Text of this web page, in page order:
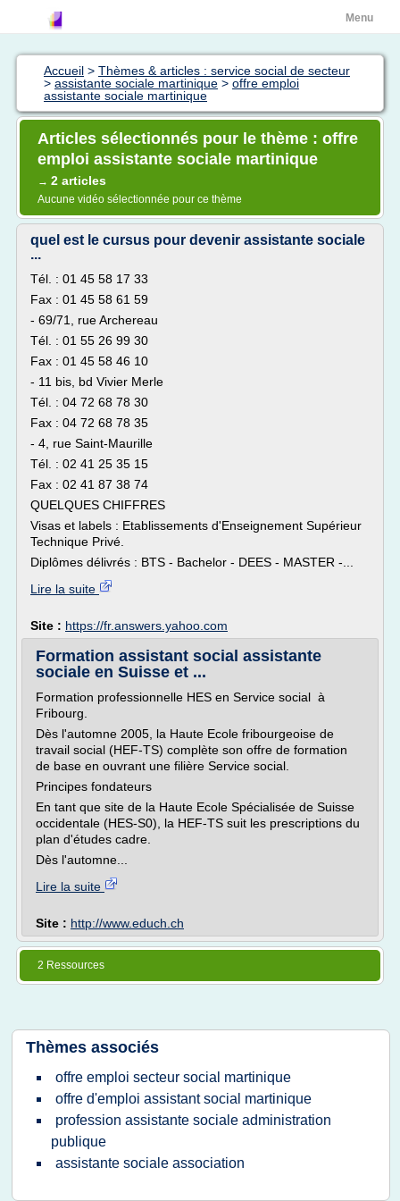
Menu
Accueil > Thèmes & articles : service social de secteur
> assistante sociale martinique > offre emploi
assistante sociale martinique
Articles sélectionnés pour le thème : offre
emploi assistante sociale martinique
→ 2 articles
Aucune vidéo sélectionnée pour ce thème
quel est le cursus pour devenir assistante sociale
...
Tél. : 01 45 58 17 33
Fax : 01 45 58 61 59
- 69/71, rue Archereau
Tél. : 01 55 26 99 30
Fax : 01 45 58 46 10
- 11 bis, bd Vivier Merle
Tél. : 04 72 68 78 30
Fax : 04 72 68 78 35
- 4, rue Saint-Maurille
Tél. : 02 41 25 35 15
Fax : 02 41 87 38 74
QUELQUES CHIFFRES
Visas et labels : Etablissements d'Enseignement Supérieur
Technique Privé.
Diplômes délivrés : BTS - Bachelor - DEES - MASTER -...
Lire la suite
Site : https://fr.answers.yahoo.com
Formation assistant social assistante
sociale en Suisse et ...
Formation professionnelle HES en Service social à
Fribourg.
Dès l'automne 2005, la Haute Ecole fribourgeoise de
travail social (HEF-TS) complète son offre de formation
de base en ouvrant une filière Service social.
Principes fondateurs
En tant que site de la Haute Ecole Spécialisée de Suisse
occidentale (HES-S0), la HEF-TS suit les prescriptions du
plan d'études cadre.
Dès l'automne...
Lire la suite
Site : http://www.educh.ch
2 Ressources
Thèmes associés
offre emploi secteur social martinique
offre d'emploi assistant social martinique
profession assistante sociale administration
publique
assistante sociale association